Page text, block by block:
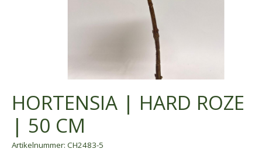
HORTENSIA | HARD ROZE
| 50 CM
Artikelnummer: CH2483-5